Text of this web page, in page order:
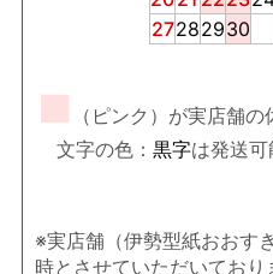
27282930
■
（ピンク）が実店舗の
文字の色： 黒字は発送可
※実店舗（伊勢型紙おおす
時とさせていただいており